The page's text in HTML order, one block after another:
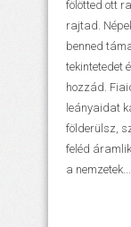
fölötted ott
rajtad.
benned
tekintetedet
hozzád.
leányaidat
földerülsz,
feléd
a